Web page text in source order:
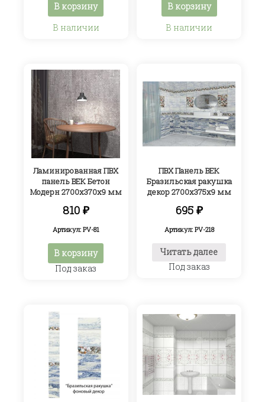
В корзину
В наличии
В корзину
В наличии
Ламинированная ПВХ
панель ВЕК Бетон
Модерн 2700х370х9 мм
810 ₽
Артикул: PV-81
В корзину
Под заказ
ПВХ Панель ВЕК
Бразильская ракушка
декор 2700х375х9 мм
695 ₽
Артикул: PV-218
Читать далее
Под заказ